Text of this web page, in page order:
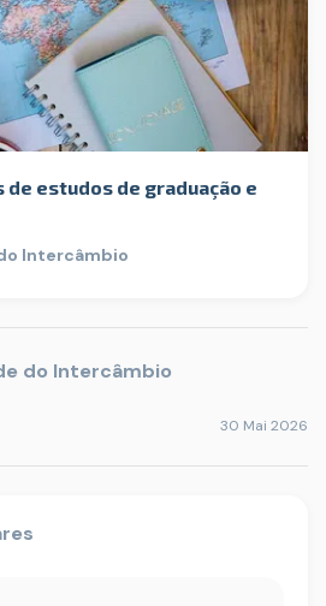
de estudos de graduação e
Intercâmbio
do Intercâmbio
30 Mai 2026